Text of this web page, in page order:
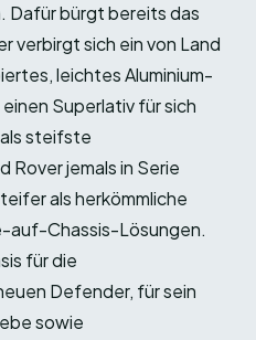
Dafür bürgt bereits das
verbirgt sich ein von Land
leichtes Aluminium-
Superlativ für sich
steifste
Rover jemals in Serie
als herkömmliche
auf-Chassis-Lösungen.
für die
Defender, für sein
sowie